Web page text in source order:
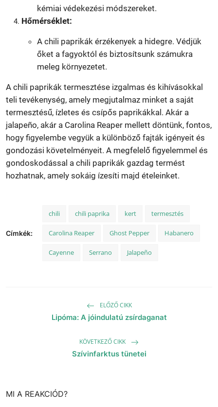
kémiai védekezési módszereket.
Hőmérséklet:
A chili paprikák érzékenyek a hidegre. Védjük
őket a fagyoktól és biztosítsunk számukra
meleg környezetet.
A chili paprikák termesztése izgalmas és kihívásokkal
teli tevékenység, amely megjutalmaz minket a saját
termesztésű, ízletes és csípős paprikákkal. Akár a
jalapeño, akár a Carolina Reaper mellett döntünk, fontos,
hogy figyelembe vegyük a különböző fajták igényeit és
gondozási követelményeit. A megfelelő figyelemmel és
gondoskodással a chili paprikák gazdag termést
hozhatnak, amely sokáig ízesíti majd ételeinket.
Címkék:
chili chili paprika kert termesztés
Carolina Reaper Ghost Pepper Habanero
Cayenne Serrano Jalapeño
ELŐZŐ CIKK
Lipóma: A jóindulatú zsírdaganat
KÖVETKEZŐ CIKK
Szívinfarktus tünetei
MI A REAKCIÓD?